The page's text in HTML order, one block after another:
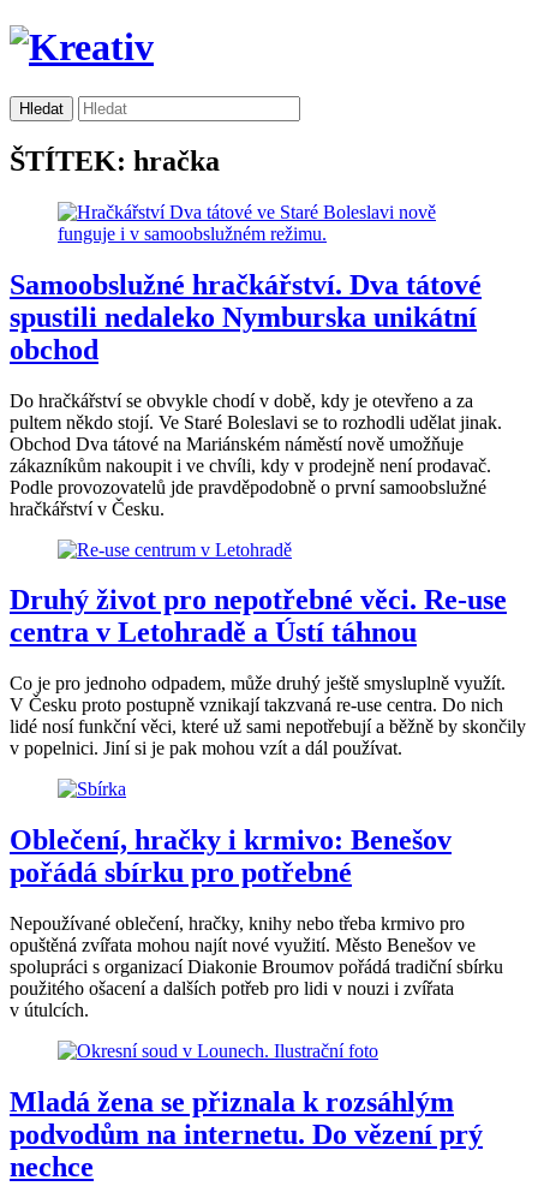
ŠTÍTEK: hračka
Samoobslužné hračkářství. Dva tátové
spustili nedaleko Nymburska unikátní
obchod
Do hračkářství se obvykle chodí v době, kdy je otevřeno a za
pultem někdo stojí. Ve Staré Boleslavi se to rozhodli udělat jinak.
Obchod Dva tátové na Mariánském náměstí nově umožňuje
zákazníkům nakoupit i ve chvíli, kdy v prodejně není prodavač.
Podle provozovatelů jde pravděpodobně o první samoobslužné
hračkářství v Česku.
Druhý život pro nepotřebné věci. Re-use
centra v Letohradě a Ústí táhnou
Co je pro jednoho odpadem, může druhý ještě smysluplně využít.
V Česku proto postupně vznikají takzvaná re-use centra. Do nich
lidé nosí funkční věci, které už sami nepotřebují a běžně by skončily
v popelnici. Jiní si je pak mohou vzít a dál používat.
Oblečení, hračky i krmivo: Benešov
pořádá sbírku pro potřebné
Nepoužívané oblečení, hračky, knihy nebo třeba krmivo pro
opuštěná zvířata mohou najít nové využití. Město Benešov ve
spolupráci s organizací Diakonie Broumov pořádá tradiční sbírku
použitého ošacení a dalších potřeb pro lidi v nouzi i zvířata
v útulcích.
Mladá žena se přiznala k rozsáhlým
podvodům na internetu. Do vězení prý
nechce